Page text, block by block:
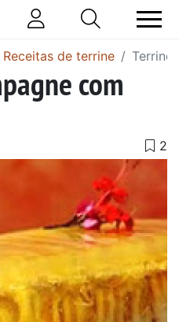
Receitas de terrine Terrine
com